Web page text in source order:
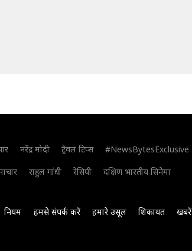
नरेंद्र मोदी ट्रैवल टिप्स #NewsBytesExclusive
राहुल गांधी रेसिपी दक्षिण भारतीय सिनेमा
नियम हमसे संपर्क करें हमारे उसूल शिकायत खबरें